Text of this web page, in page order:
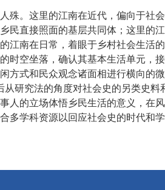
殊。这里的江南在近代，偏向于社
民直接照面的基层共同体；这里的
江南在日常，着眼于乡村社会生活
时空坐落，确认其基本生活单元，
方式和民众观念诸面相进行横向的
从研究法的角度对社会史的另类史
人的立场体悟乡民生活的意义，在
多学科资源以回应社会史的时代和学